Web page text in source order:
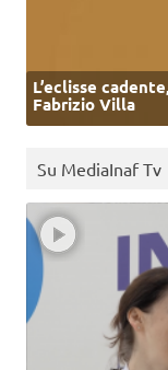
L’eclisse
Fabrizio Villa
Su MediaInaf Tv